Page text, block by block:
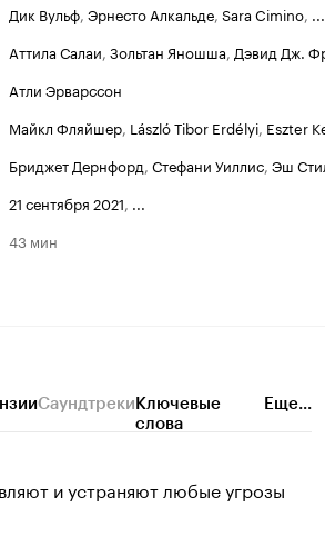
Дик Вульф, Эрнесто Алкальде, Sara Cimino, ...
Аттила Салаи, Зольтан Яношша, Дэвид Дж.
Атли Эрварссон
Майкл Фляйшер, László Tibor Erdélyi, Eszter
Бриджет Дернфорд, Стефани Уиллис, Эш
21 сентября 2021, ...
43 мин
СаундтрекиКлючевые
слова
Еще...
и устраняют любые угрозы